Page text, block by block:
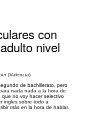
con
nivel
(Valencia)
de bachillerato, pero
nada nada a la hora de
que no voy hacer selectivo
ingles sobre todo a
más en la hora de hablar.